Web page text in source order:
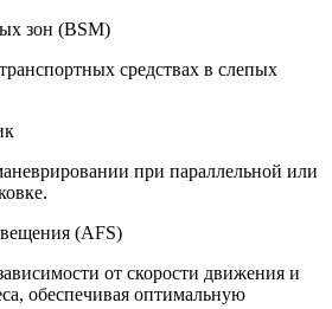
зон (BSM)
средствах в слепых
при параллельной или
(AFS)
от скорости движения и
обеспечивая оптимальную